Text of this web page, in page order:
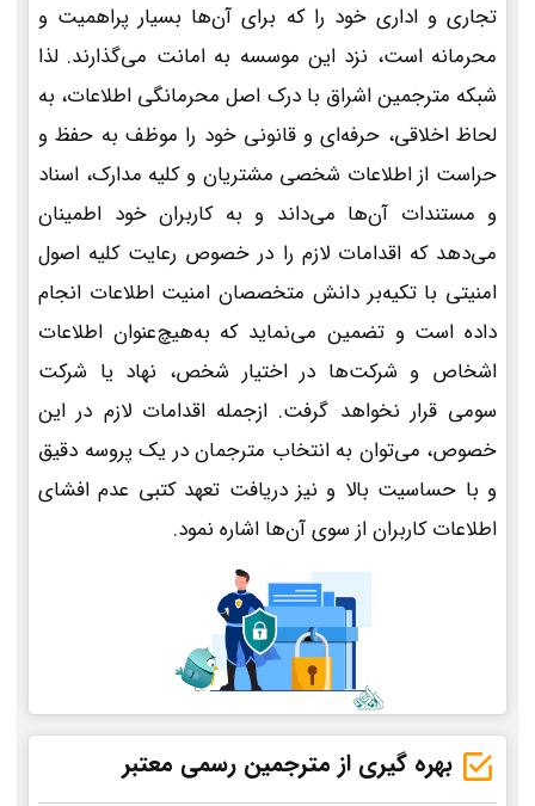
تجاری و اداری خود را که برای آن‌ها بسیار پراهمیت و
محرمانه است، نزد این موسسه به امانت می‌گذارند. لذا
شبکه مترجمین اشراق با درک اصل محرمانگی اطلاعات، به
لحاظ اخلاقی، حرفه‌ای و قانونی خود را موظف به حفظ و
حراست از اطلاعات شخصی مشتریان و کلیه مدارک، اسناد
و مستندات آن‌ها می‌داند و به کاربران خود اطمینان
می‌دهد که اقدامات لازم را در خصوص رعایت کلیه اصول
امنیتی با تکیه‌بر دانش متخصصان امنیت اطلاعات انجام
داده است و تضمین می‌نماید که به‌هیچ‌عنوان اطلاعات
اشخاص و شرکت‌ها در اختیار شخص، نهاد یا شرکت
سومی قرار نخواهد گرفت. ازجمله اقدامات لازم در این
خصوص، می‌توان به انتخاب مترجمان در یک پروسه دقیق
و با حساسیت بالا و نیز دریافت تعهد کتبی عدم افشای
اطلاعات کاربران از سوی آن‌ها اشاره نمود.
بهره گیری از مترجمین رسمی معتبر